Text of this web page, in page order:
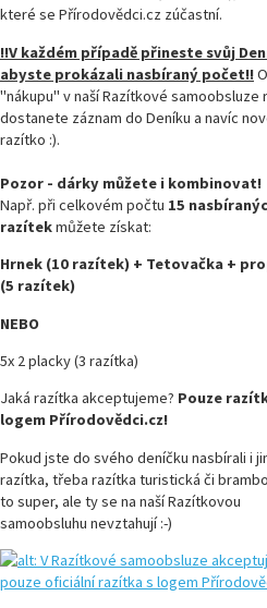
které se Přírodovědci.cz zúčastní.
!!V každém případě přineste svůj
abyste prokázali nasbíraný počet!!
"nákupu" v naší Razítkové samoobsluze
dostanete záznam do Deníku a navíc
razítko :).
Pozor - dárky můžete i kombinovat!
Např. při celkovém počtu 15
razítekmůžete získat:
Hrnek (10 razítek) + Tetovačka +
(5 razítek)
NEBO
5x 2 placky (3 razítka)
Jaká razítka akceptujeme? Pouze
logem Přírodovědci.cz!
Pokud jste do svého deníčku nasbírali i
razítka, třeba razítka turistická či
to super, ale ty se na naší Razítkovou
samoobsluhu nevztahují :-)